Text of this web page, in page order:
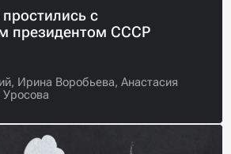
с
президентом СССР
Ирина Воробьева, Анастасия